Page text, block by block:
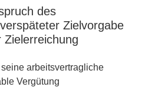
des
Zielvorgabe
Zielerreichung
arbeitsvertragliche
Vergütung